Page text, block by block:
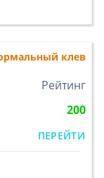
клев
Рейтинг
200
ПЕРЕЙТИ